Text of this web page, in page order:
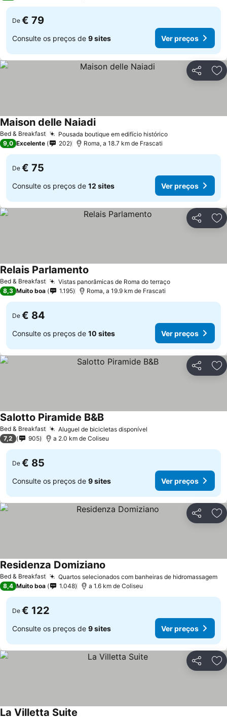
De € 79
Consulte os preços de 9 sites Ver preços
Partilhar
Bed & Breakfast Pousada boutique em edifício históricoVer preços
Maison delle NaiadiVer preços
9,0 Excelente 202 Roma, a 18.7 km de Frascati
De € 75
Consulte os preços de 12 sites Ver preços
Partilhar
Bed & Breakfast Vistas panorâmicas de Roma do terraçoVer preços
Relais Parlamento
8,3 Muito boa 1.195 Roma, a 19.9 km de Frascati
De € 84
Consulte os preços de 10 sites Ver preços
Partilhar
Bed & Breakfast Aluguel de bicicletas disponível
Salotto Piramide B&BVer preços
7,2 905 a 2.0 km de Coliseu
De € 85
Consulte os preços de 9 sites Ver preços
Partilhar
Bed & Breakfast Quartos selecionados com banheiras de hidromassagem
Residenza Domiziano
8,4 Muito boa 1.048 a 1.6 km de Coliseu
De € 122
Consulte os preços de 9 sites Ver preços
Partilhar
La Villetta Suite